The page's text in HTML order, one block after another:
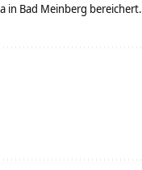
in Bad Meinberg bereichert.